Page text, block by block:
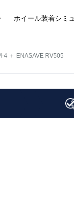
ホイール装着シミ
4 ＋ ENASAVE RV505